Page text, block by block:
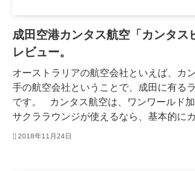
成田空港カンタス航空「カンタス
レビュー。
オーストラリアの航空会社といえば、カ
手の航空会社ということで、成田に有る
です。 カンタス航空は、ワンワールド
サクララウンジが使えるなら、基本的に
2018年11月24日